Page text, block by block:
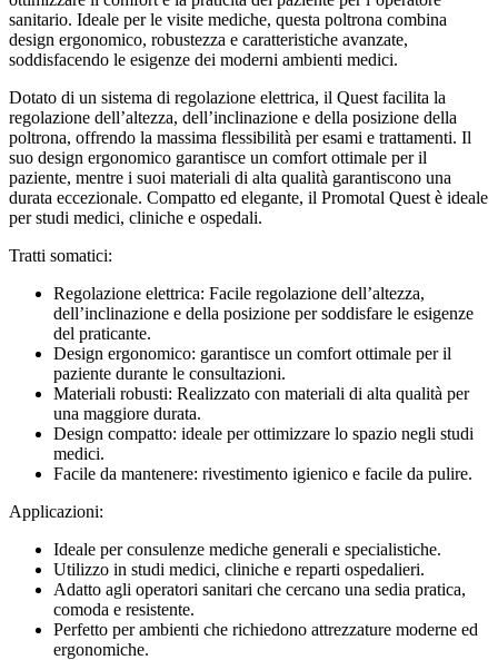
sanitario. Ideale per le visite mediche, questa poltrona combina
design ergonomico, robustezza e caratteristiche avanzate,
soddisfacendo le esigenze dei moderni ambienti medici.
Dotato di un sistema di regolazione elettrica, il Quest facilita la
regolazione dell’altezza, dell’inclinazione e della posizione della
poltrona, offrendo la massima flessibilità per esami e trattamenti. Il
suo design ergonomico garantisce un comfort ottimale per il
paziente, mentre i suoi materiali di alta qualità garantiscono una
durata eccezionale. Compatto ed elegante, il Promotal Quest è ideale
per studi medici, cliniche e ospedali.
Tratti somatici:
Regolazione elettrica: Facile regolazione dell’altezza,
dell’inclinazione e della posizione per soddisfare le esigenze
del praticante.
Design ergonomico: garantisce un comfort ottimale per il
paziente durante le consultazioni.
Materiali robusti: Realizzato con materiali di alta qualità per
una maggiore durata.
Design compatto: ideale per ottimizzare lo spazio negli studi
medici.
Facile da mantenere: rivestimento igienico e facile da pulire.
Applicazioni:
Ideale per consulenze mediche generali e specialistiche.
Utilizzo in studi medici, cliniche e reparti ospedalieri.
Adatto agli operatori sanitari che cercano una sedia pratica,
comoda e resistente.
Perfetto per ambienti che richiedono attrezzature moderne ed
ergonomiche.